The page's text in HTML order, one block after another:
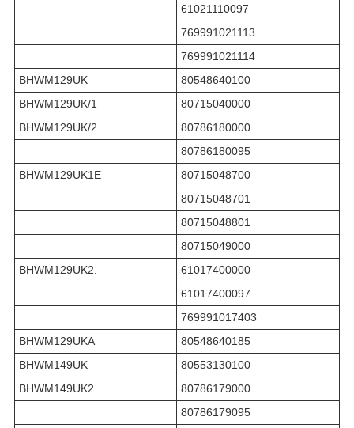
61021110097
769991021113
769991021114
BHWM129UK
80548640100
BHWM129UK/1
80715040000
BHWM129UK/2
80786180000
80786180095
BHWM129UK1E
80715048700
80715048701
80715048801
80715049000
BHWM129UK2.
61017400000
61017400097
769991017403
BHWM129UKA
80548640185
BHWM149UK
80553130100
BHWM149UK2
80786179000
80786179095